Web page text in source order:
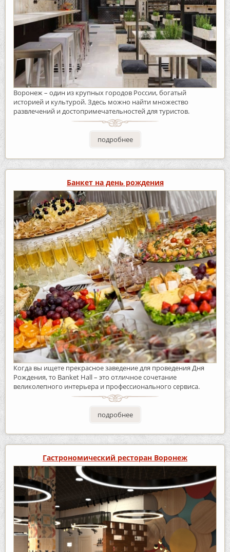
Воронеж – один из крупных городов России, богатый
историей и культурой. Здесь можно найти множество
развлечений и достопримечательностей для туристов.
подробнее
Банкет на день рождения
Когда вы ищете прекрасное заведение для проведения Дня
Рождения, то Banket Hall – это отличное сочетание
великолепного интерьера и профессионального сервиса.
подробнее
Гастрономический ресторан Воронеж